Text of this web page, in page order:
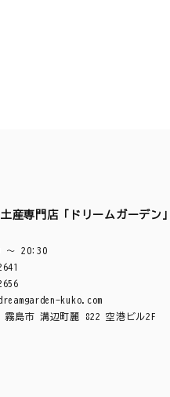
産専門店「ドリームガーデン」
～ 20:30
kuko.com
霧島市 溝辺町麗 822 空港ビル2F